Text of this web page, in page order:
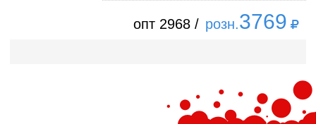
опт 2968 / розн.3769